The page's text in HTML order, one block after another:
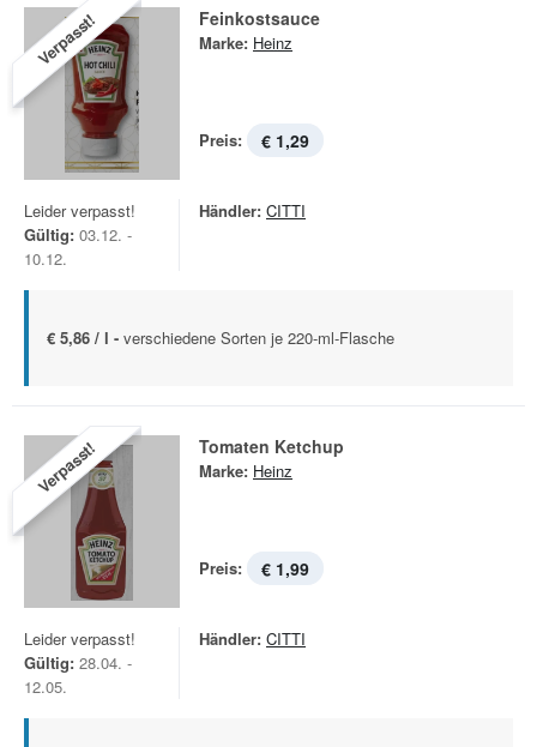
Verpasst! Feinkostsauce
Marke: Heinz
Preis: € 1,29
Leider verpasst!
Gültig: 03.12. -
10.12.
Händler: CITTI
€ 5,86 / l - verschiedene Sorten je 220-ml-Flasche
Verpasst! Tomaten Ketchup
Marke: Heinz
Preis: € 1,99
Leider verpasst!
Gültig: 28.04. -
12.05.
Händler: CITTI